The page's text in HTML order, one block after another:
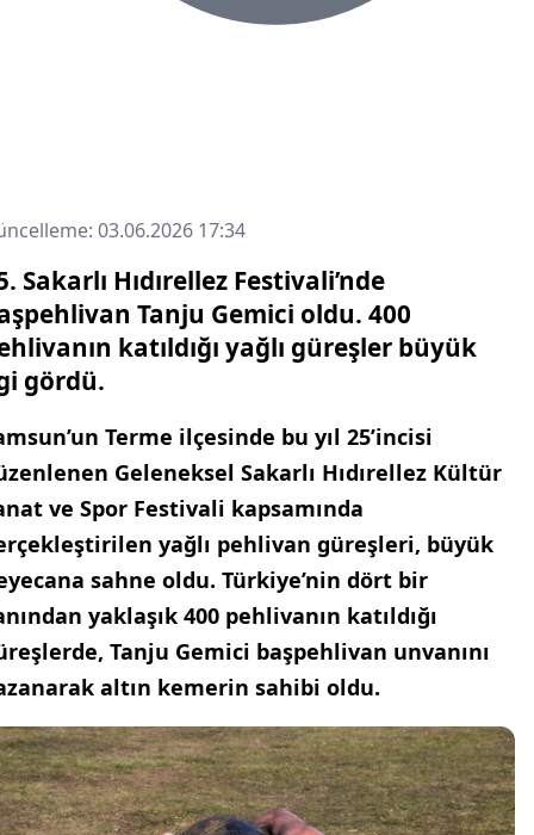
03.06.2026 17:34
Sakarlı Hıdırellez Festivali’nde
Tanju Gemici oldu. 400
katıldığı yağlı güreşler büyük
gördü.
Terme ilçesinde bu yıl 25’incisi
Geleneksel Sakarlı Hıdırellez Kültür
ve Spor Festivali kapsamında
yağlı pehlivan güreşleri, büyük
sahne oldu. Türkiye’nin dört bir
yaklaşık 400 pehlivanın katıldığı
Tanju Gemici başpehlivan unvanını
altın kemerin sahibi oldu.